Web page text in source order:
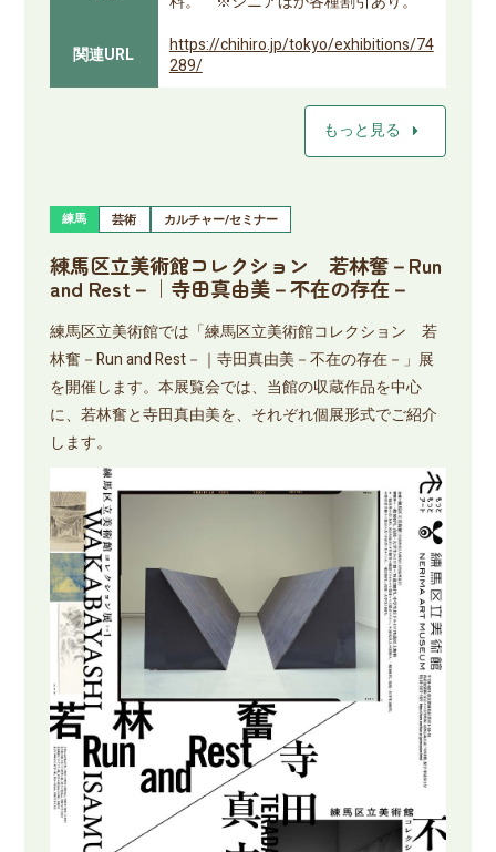
関連URL
https://chihiro.jp/tokyo/exhibitions/74
289/
もっと見る arrow_right
練馬 芸術 カルチャー/セミナー
練馬区立美術館コレクション 若林奮－Run
and Rest－｜寺田真由美－不在の存在－
練馬区立美術館では「練馬区立美術館コレクション 若
林奮－Run and Rest－｜寺田真由美－不在の存在－」展
を開催します。本展覧会では、当館の収蔵作品を中心
に、若林奮と寺田真由美を、それぞれ個展形式でご紹介
します。